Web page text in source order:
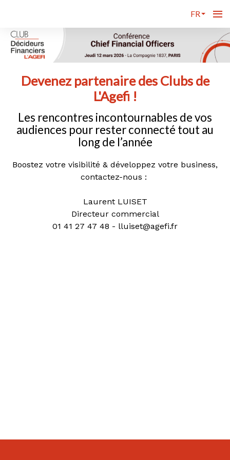
FR
Devenez partenaire des Clubs de
L'Agefi !
Les rencontres incontournables de vos
audiences pour rester connecté tout au
long de l’année
Boostez votre visibilité & développez votre business,
contactez-nous :
Laurent LUISET
Directeur commercial
01 41 27 47 48 - lluiset@agefi.fr